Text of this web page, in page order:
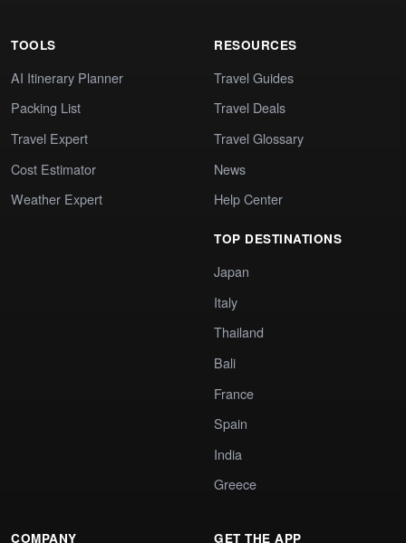
TOOLS
AI Itinerary Planner
Packing List
Travel Expert
Cost Estimator
Weather Expert
RESOURCES
Travel Guides
Travel Deals
Travel Glossary
News
Help Center
TOP DESTINATIONS
Japan
Italy
Thailand
Bali
France
Spain
India
Greece
COMPANY GET THE APP